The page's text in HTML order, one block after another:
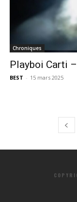
Chroniques
Playboi Carti
BEST - 15 mars 2025